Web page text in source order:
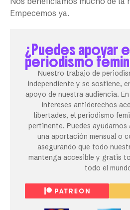
Empecemos ya.
¿Puedes apoyar
periodismo
Nuestro trabajo de
independiente y se sostiene,
apoyo de nuestra audiencia.
intereses antiderechos
libertades, el periodismo
pertinente. Puedes
una aportación mensual o
asegurando que todo
mantenga accesible y gratis
todo el